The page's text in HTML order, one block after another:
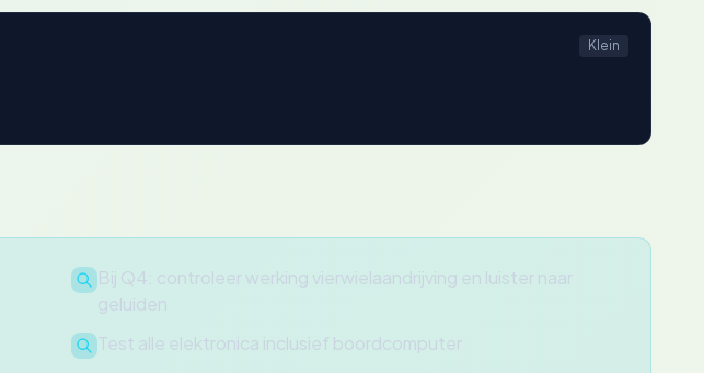
Klein
Bij Q4: controleer werking vierwielaandrijving en luister naar
geluiden
Test alle elektronica inclusief boordcomputer